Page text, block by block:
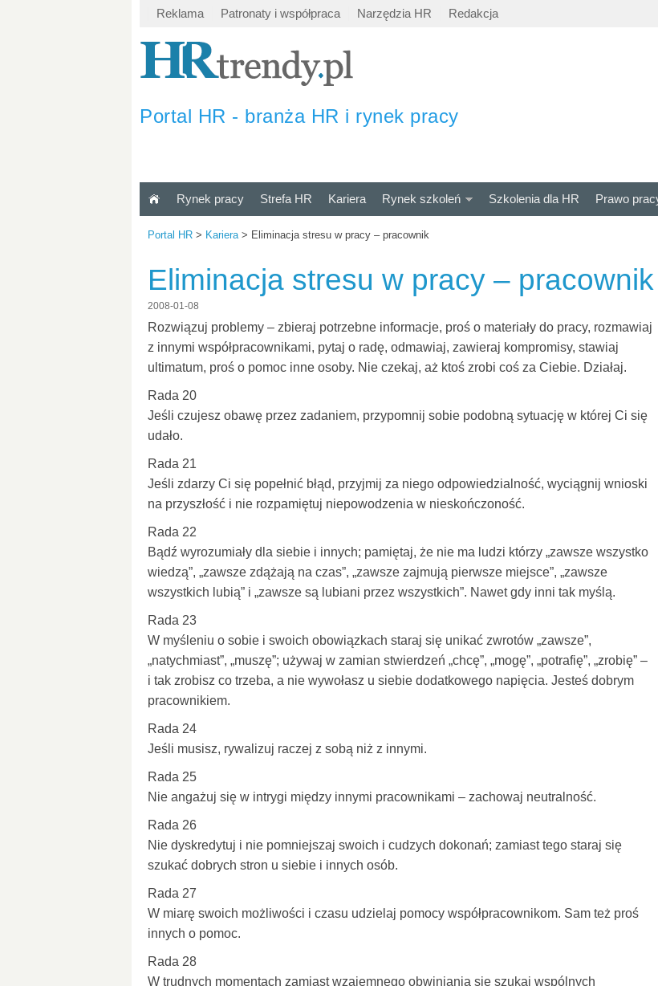
Reklama Patronaty i współpraca Narzędzia HR Redakcja
Portal HR - branża HR i rynek pracy
Rynek pracy Strefa HR Kariera Rynek szkoleń Szkolenia dla HR Prawo
Portal HR > Kariera> Eliminacja stresu w pracy – pracownik
Eliminacja stresu w pracy – pracownik
2008-01-08
Rozwiązuj problemy – zbieraj potrzebne informacje, proś o materiały do pracy, rozmawiaj
z innymi współpracownikami, pytaj o radę, odmawiaj, zawieraj kompromisy, stawiaj
ultimatum, proś o pomoc inne osoby. Nie czekaj, aż ktoś zrobi coś za Ciebie. Działaj.
Rada 20
Jeśli czujesz obawę przez zadaniem, przypomnij sobie podobną sytuację w której Ci się
udało.
Rada 21
Jeśli zdarzy Ci się popełnić błąd, przyjmij za niego odpowiedzialność, wyciągnij wnioski
na przyszłość i nie rozpamiętuj niepowodzenia w nieskończoność.
Rada 22
Bądź wyrozumiały dla siebie i innych; pamiętaj, że nie ma ludzi którzy „zawsze wszystko
wiedzą”, „zawsze zdążają na czas”, „zawsze zajmują pierwsze miejsce”, „zawsze
wszystkich lubią” i „zawsze są lubiani przez wszystkich”. Nawet gdy inni tak myślą.
Rada 23
W myśleniu o sobie i swoich obowiązkach staraj się unikać zwrotów „zawsze”,
„natychmiast”, „muszę”; używaj w zamian stwierdzeń „chcę”, „mogę”, „potrafię”, „zrobię” –
i tak zrobisz co trzeba, a nie wywołasz u siebie dodatkowego napięcia. Jesteś dobrym
pracownikiem.
Rada 24
Jeśli musisz, rywalizuj raczej z sobą niż z innymi.
Rada 25
Nie angażuj się w intrygi między innymi pracownikami – zachowaj neutralność.
Rada 26
Nie dyskredytuj i nie pomniejszaj swoich i cudzych dokonań; zamiast tego staraj się
szukać dobrych stron u siebie i innych osób.
Rada 27
W miarę swoich możliwości i czasu udzielaj pomocy współpracownikom. Sam też proś
innych o pomoc.
Rada 28
W trudnych momentach zamiast wzajemnego obwiniania się szukaj wspólnych